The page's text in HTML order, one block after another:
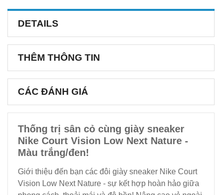
DETAILS
THÊM THÔNG TIN
CÁC ĐÁNH GIÁ
Thống trị sân cỏ cùng giày sneaker
Nike Court Vision Low Next Nature -
Màu trắng/đen!
Giới thiệu đến bạn các đôi giày sneaker Nike Court
Vision Low Next Nature - sự kết hợp hoàn hảo giữa